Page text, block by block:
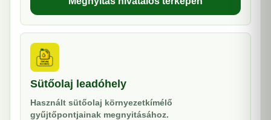
Sütőolaj leadóhely
Használt sütőolaj környezetkímélő
gyűjtőpontjainak megnyitásához.